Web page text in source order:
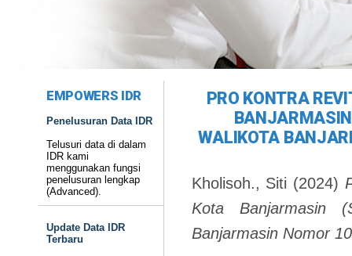
EMPOWERS IDR
Penelusuran Data IDR
Telusuri data di dalam
IDR kami
menggunakan fungsi
penelusuran lengkap
(Advanced).
Update Data IDR
Terbaru
PRO KONTRA
WALIKOTA
Kholisoh., Siti (2024)
Kota Banjarmasin
Banjarmasin Nomor